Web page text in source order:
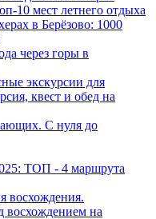
10 мест летнего отдыха
в Берёзово: 1000
через горы в
экскурсии для
квест и обед на
С нуля до
ТОП - 4 маршрута
восхождения.
восхождением на